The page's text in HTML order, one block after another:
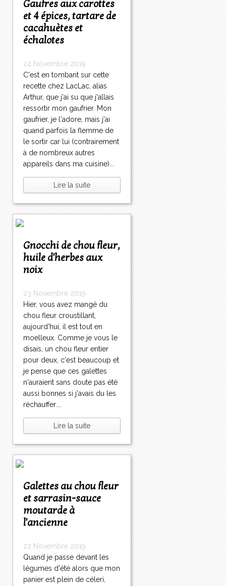
Gaufres aux carottes
et 4 épices, tartare de
cacahuètes et
échalotes
24 Novembre 2019
C'est en tombant sur cette
recette chez LacLac, alias
Arthur, que j'ai su que j'allais
ressortir mon gaufrier. Mon
gaufrier, je l'adore, mais j'ai
quand parfois la flemme de
le sortir car lui (contrairement
à de nombreux autres
appareils dans ma cuisine)...
Lire la suite
Gnocchi de chou fleur,
huile d'herbes aux
noix
23 Novembre 2019
Hier, vous avez mangé du
chou fleur croustillant,
aujourd'hui, il est tout en
moelleux. Comme je vous le
disais, un chou fleur entier
pour deux, c'est beaucoup et
je pense que ces galettes
n'auraient sans doute pas été
aussi bonnes si j'avais du les
réchauffer....
Lire la suite
Galettes au chou fleur
et sarrasin-sauce
moutarde à
l'ancienne
22 Novembre 2019
Quand je passe devant les
légumes d'été alors que mon
panier est plein de céleri,